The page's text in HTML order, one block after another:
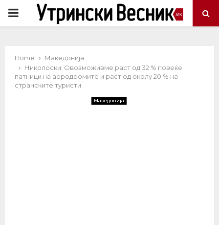
PRIMARY
Home
Македонија
Николоски: Овозможивме раст од 32 % повеќе
патници на аеродромите и раст од околу 20 % на
странските туристи
Македонија